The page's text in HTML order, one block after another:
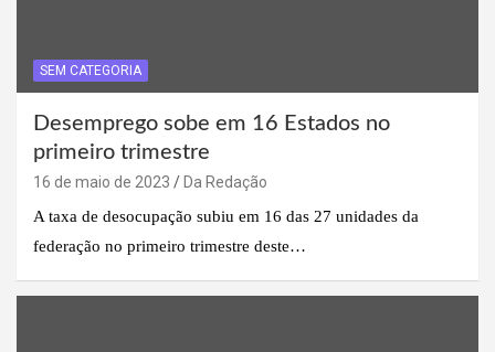
SEM CATEGORIA
Desemprego sobe em 16 Estados no
primeiro trimestre
16 de maio de 2023
Da Redação
A taxa de desocupação subiu em 16 das 27 unidades da
federação no primeiro trimestre deste…